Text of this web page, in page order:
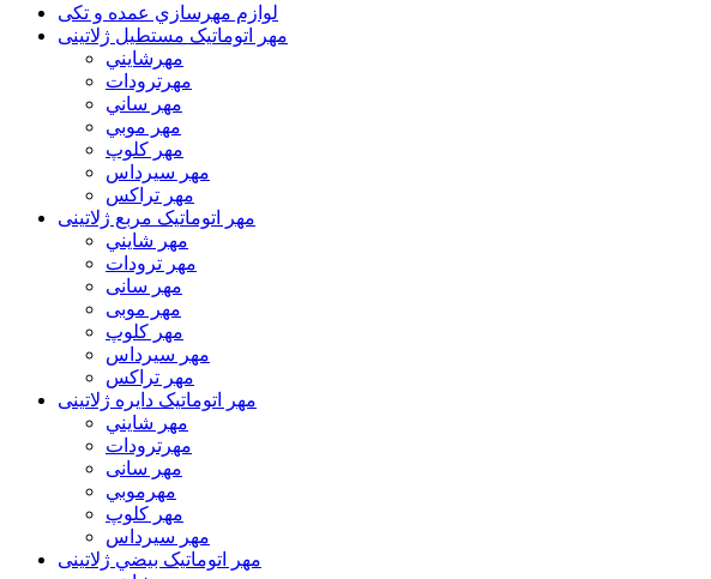
لوازم مهرسازي عمده و تکی
مهر اتوماتیک مستطيل ژلاتینی
مهرشايني
مهرترودات
مهر ساني
مهر موبي
مهر كلوپ
مهر سيرداس
مهر تراکس
مهر اتوماتیک مربع ژلاتینی
مهر شايني
مهر ترودات
مهر سانی
مهر موبی
مهر كلوپ
مهر سيرداس
مهر تراکس
مهر اتوماتیک دايره ژلاتینی
مهر شايني
مهرترودات
مهر سانی
مهرموبي
مهر كلوپ
مهر سيرداس
مهر اتوماتیک بيضي ژلاتینی